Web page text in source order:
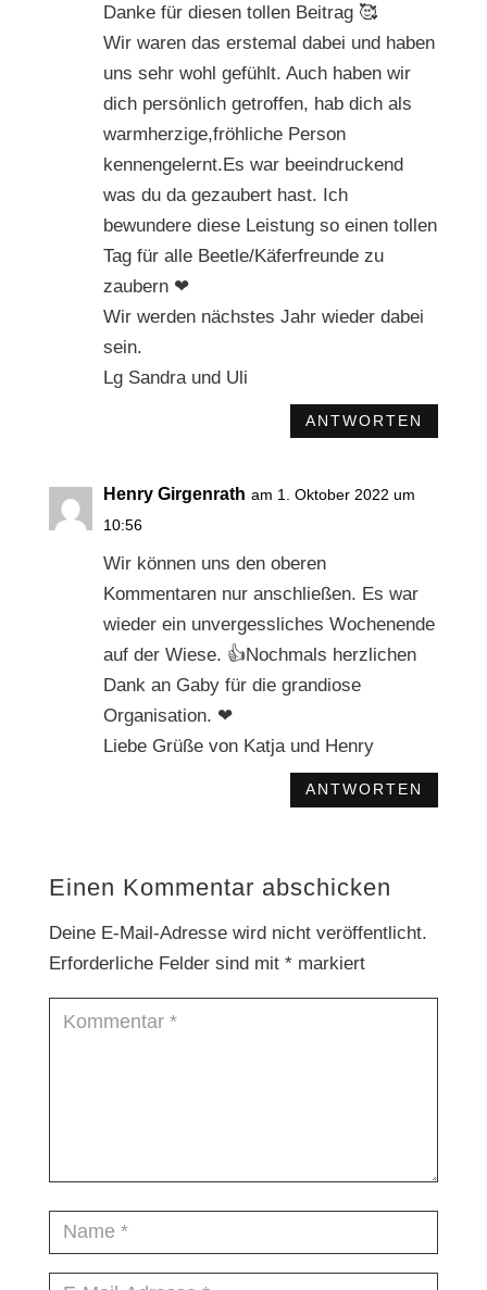
Danke für diesen tollen Beitrag 🥰
Wir waren das erstemal dabei und haben
uns sehr wohl gefühlt. Auch haben wir
dich persönlich getroffen, hab dich als
warmherzige,fröhliche Person
kennengelernt.Es war beeindruckend
was du da gezaubert hast. Ich
bewundere diese Leistung so einen tollen
Tag für alle Beetle/Käferfreunde zu
zaubern ❤
Wir werden nächstes Jahr wieder dabei
sein.
Lg Sandra und Uli
ANTWORTEN
Henry Girgenrath am 1. Oktober 2022 um
10:56
Wir können uns den oberen
Kommentaren nur anschließen. Es war
wieder ein unvergessliches Wochenende
auf der Wiese. 👍Nochmals herzlichen
Dank an Gaby für die grandiose
Organisation. ❤
Liebe Grüße von Katja und Henry
ANTWORTEN
Einen Kommentar abschicken
Deine E-Mail-Adresse wird nicht veröffentlicht.
Erforderliche Felder sind mit *markiert